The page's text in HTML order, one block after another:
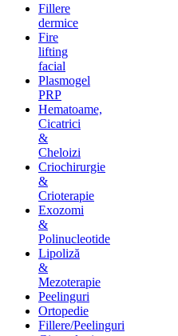
Fillere
dermice
Fire
lifting
facial
Plasmogel
PRP
Hematoame,
Cicatrici
&
Cheloizi
Criochirurgie
&
Crioterapie
Exozomi
&
Polinucleotide
Lipoliză
&
Mezoterapie
Peelinguri
Ortopedie
Fillere/Peelinguri